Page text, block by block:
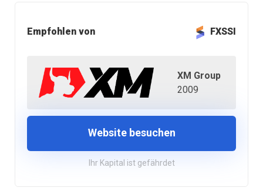
Empfohlen von FXSSI
XM Group
2009
Website besuchen
Ihr Kapital ist gefährdet